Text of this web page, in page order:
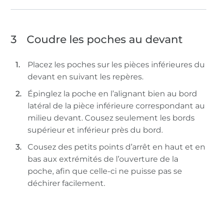
3 Coudre les poches au devant
Placez les poches sur les pièces inférieures du
devant en suivant les repères.
Épinglez la poche en l’alignant bien au bord
latéral de la pièce inférieure correspondant au
milieu devant. Cousez seulement les bords
supérieur et inférieur près du bord.
Cousez des petits points d’arrêt en haut et en
bas aux extrémités de l’ouverture de la
poche, afin que celle-ci ne puisse pas se
déchirer facilement.